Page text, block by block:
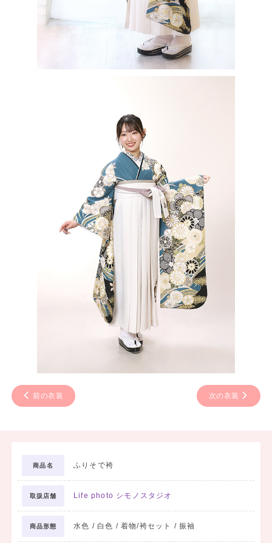
前の衣装 次の衣装
商品名 ふりそで袴
取扱店舗 Life photo シモノスタジオ
商品形態 水色 / 白色 / 着物/袴セット / 振袖